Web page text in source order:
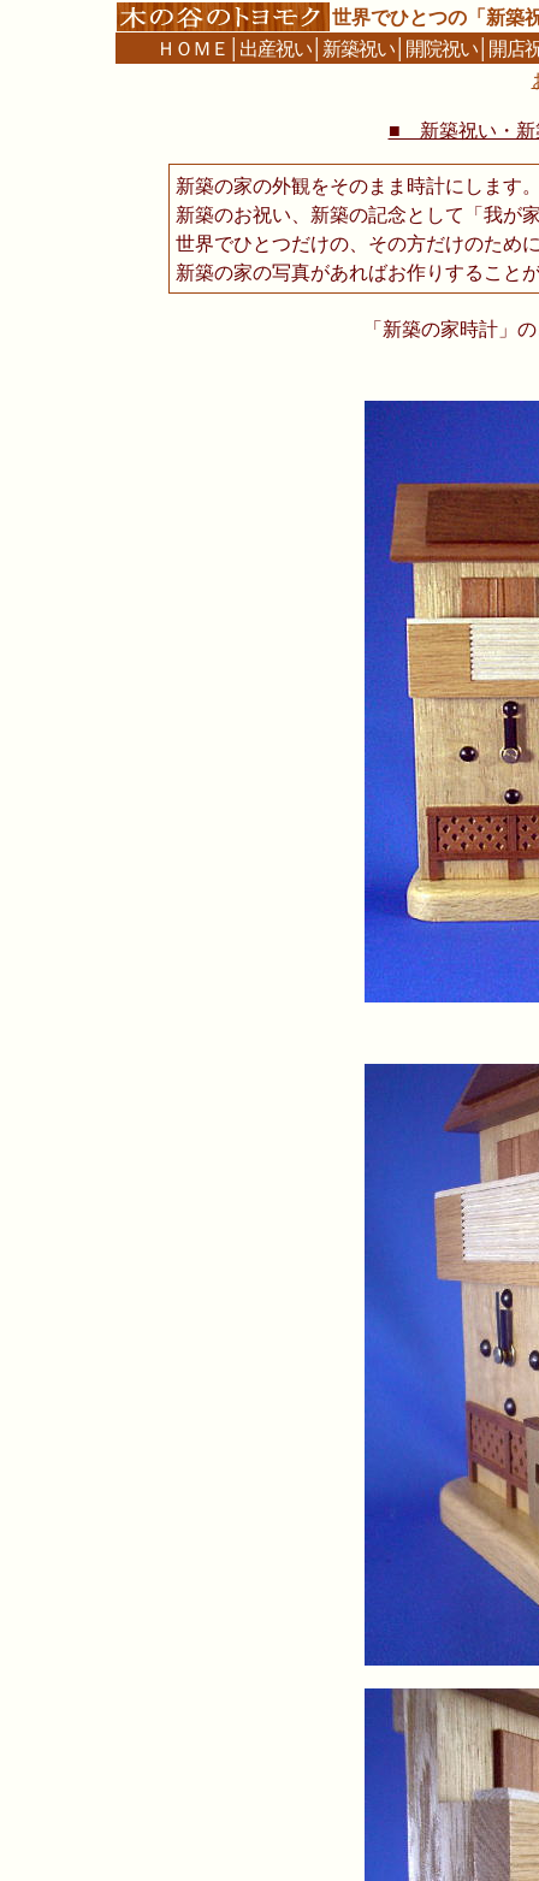
世界でひとつの「新築
ＨＯＭＥ 出産祝い 新築祝い 開院祝い 開店
■ 新築祝い・
新築の家の外観をそのまま時計にします
新築のお祝い、新築の記念として「我が
世界でひとつだけの、その方だけのため
新築の家の写真があればお作りすること
「新築の家時計」